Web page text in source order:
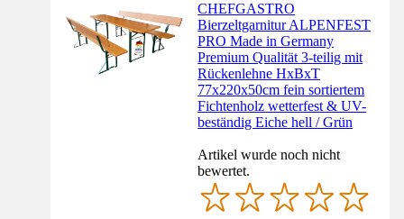
CHEFGASTRO
Bierzeltgarnitur ALPENFEST
PRO Made in Germany
Premium Qualität 3-teilig mit
Rückenlehne HxBxT
77x220x50cm fein sortiertem
Fichtenholz wetterfest & UV-
beständig Eiche hell / Grün
Artikel wurde noch nicht
bewertet.